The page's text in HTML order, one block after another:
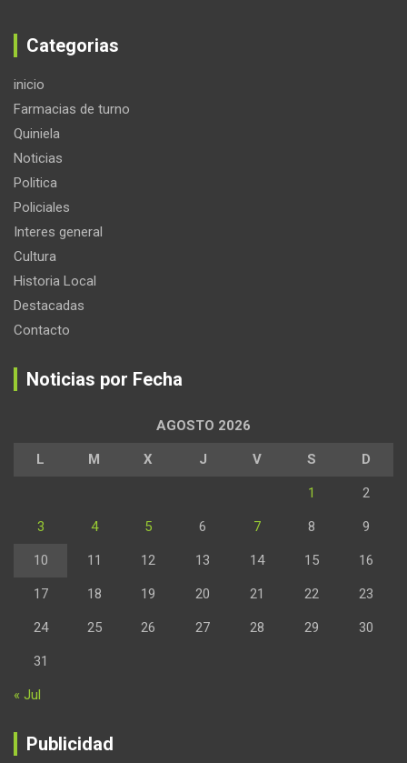
Categorias
inicio
Farmacias de turno
Quiniela
Noticias
Politica
Policiales
Interes general
Cultura
Historia Local
Destacadas
Contacto
Noticias por Fecha
AGOSTO 2026
L M X J V S D
1 2
3 4 5 6 7 8 9
10 11 12 13 14 15 16
17 18 19 20 21 22 23
24 25 26 27 28 29 30
31
« Jul
Publicidad